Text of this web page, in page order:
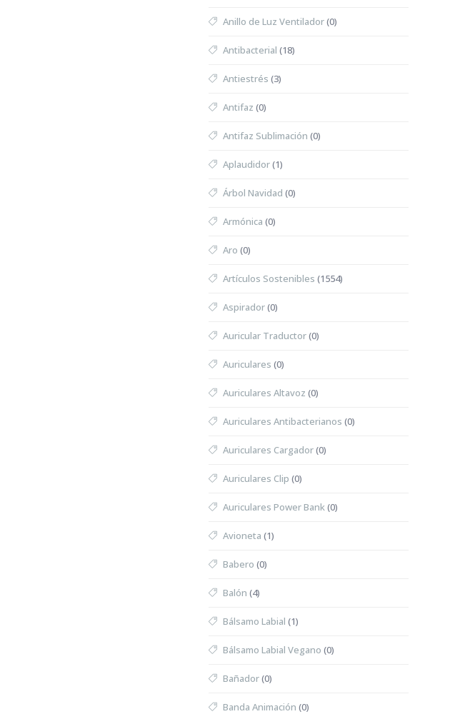
Anillo de Luz Ventilador(0)
Antibacterial (18)
Antiestrés (3)
Antifaz (0)
Antifaz Sublimación (0)
Aplaudidor(1)
Árbol Navidad (0)
Armónica (0)
Aro (0)
Artículos Sostenibles (1554)
Aspirador(0)
Auricular Traductor(0)
Auriculares (0)
Auriculares Altavoz (0)
Auriculares Antibacterianos (0)
Auriculares Cargador(0)
Auriculares Clip (0)
Auriculares Power Bank(0)
Avioneta (1)
Babero (0)
Balón (4)
Bálsamo Labial (1)
Bálsamo Labial Vegano (0)
Bañador(0)
Banda Animación (0)